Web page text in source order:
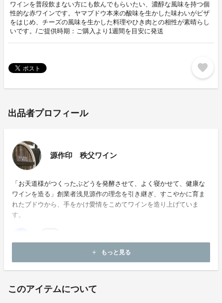
ワインを普段飲まない方にも飲んでもらいたい、濃醇な風味を持つ個
性的な赤ワインです。ヤマブドウ本来の酸味を生かした味わいがピザ
をはじめ、チーズの風味を生かした料理やひき肉との相性が素晴らし
いです。/ご提供時期：ご購入より1週間を目安に発送
favorite
出品者プロフィール
源作印 秩父ワイン
「お天道様がつくったぶどうを発酵させて、よく寝かせて、健康な
ワインを造る」創業者浅見源作の理念を引き継ぎ、すこやかに育ま
れたブドウから、手をかけ愛情をこめてワインを造り上げていま
す。
add もっと見る
このアイテムについて